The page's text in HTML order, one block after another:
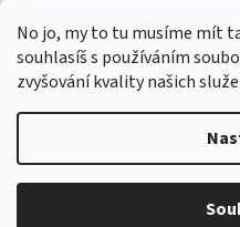
No jo, my to tu musíme mít
souhlasíš s používáním
zvyšování kvality našichOchrana